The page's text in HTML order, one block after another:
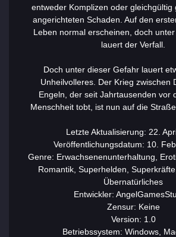
entweder Komplizen oder gleichgültig
angerichteten Schaden. Auf den
Leben normal erscheinen, doch
lauert der Verfall.
Doch unter dieser Gefahr lauert
Unheilvolleres. Der Krieg zwischen
Engeln, der seit Jahrtausenden vor
Menschheit tobt, ist nun auf die
Letzte Aktualisierung: 22.
Veröffentlichungsdatum: 10.
Genre: Erwachsenenunterhaltung,
Romantik, Superhelden,
Übernatürliches
Entwickler:
Zensur: Keine
Version: 1.0
Betriebssystem: Windows,